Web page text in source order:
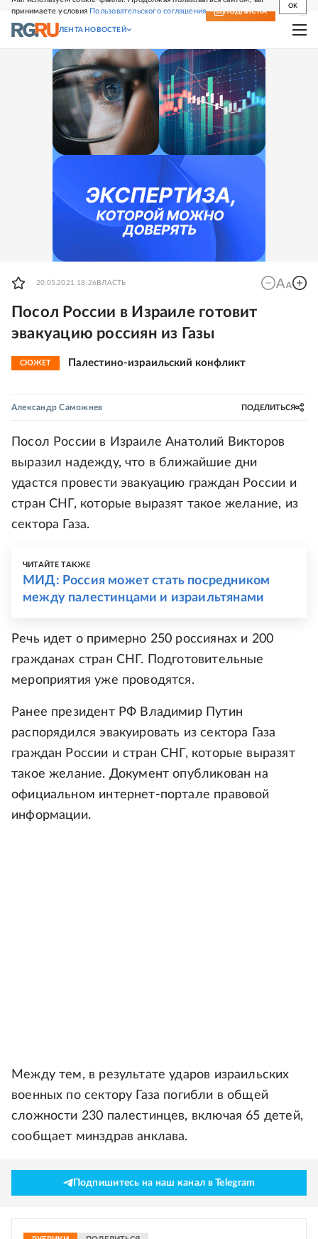
принимаете условия Пользовательского соглашения
OK
СВЕЖИЙ НОМЕР ПОДПИСКА
ЛЕНТА НОВОСТЕЙ
20.05.2021 18:26 ВЛАСТЬ
Посол России в Израиле готовит
эвакуацию россиян из Газы
СЮЖЕТ Палестино-израильский конфликт
Александр Саможнев ПОДЕЛИТЬСЯ
Посол России в Израиле Анатолий Викторов
выразил надежду, что в ближайшие дни
удастся провести эвакуацию граждан России и
стран СНГ, которые выразят такое желание, из
сектора Газа.
ЧИТАЙТЕ ТАКЖЕ
МИД: Россия может стать посредником
между палестинцами и израильтянами
Речь идет о примерно 250 россиянах и 200
гражданах стран СНГ. Подготовительные
мероприятия уже проводятся.
Ранее президент РФ Владимир Путин
распорядился эвакуировать из сектора Газа
граждан России и стран СНГ, которые выразят
такое желание. Документ опубликован на
официальном интернет-портале правовой
информации.
Между тем, в результате ударов израильских
военных по сектору Газа погибли в общей
сложности 230 палестинцев, включая 65 детей,
сообщает минздрав анклава.
Подпишитесь на наш канал в Telegram